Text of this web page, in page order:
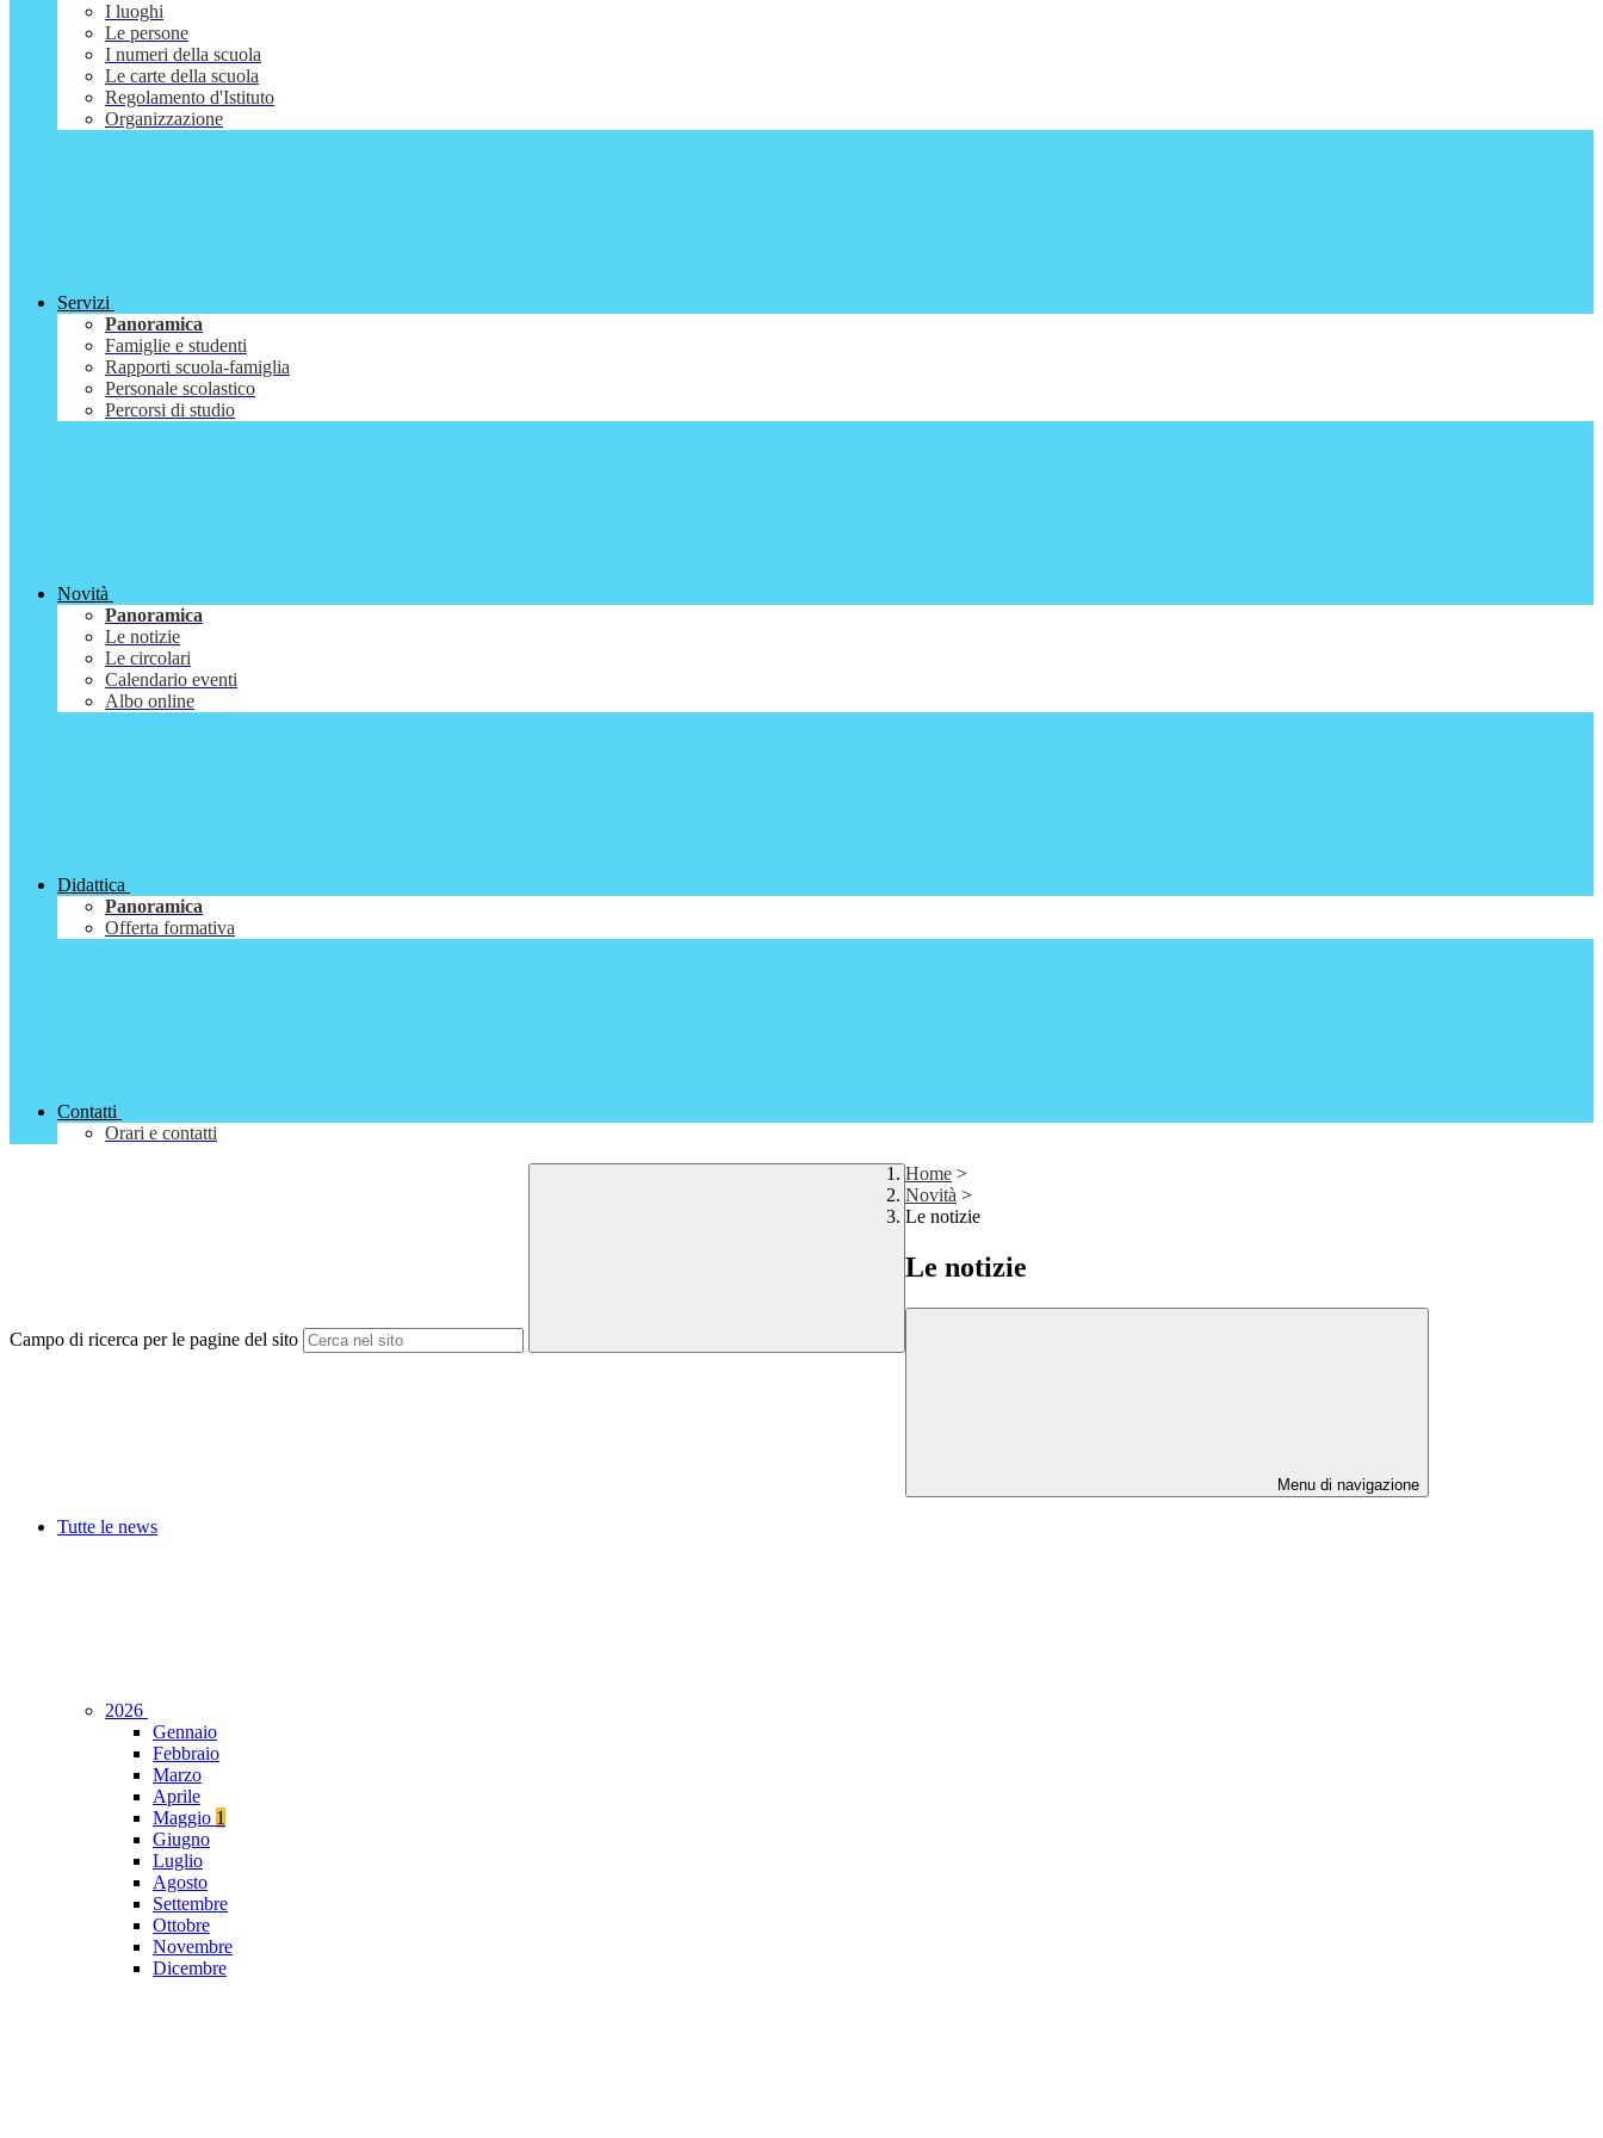
I luoghi
Le persone
I numeri della scuola
Le carte della scuola
Regolamento d'Istituto
Organizzazione
Servizi
Panoramica
Famiglie e studenti
Rapporti scuola-famiglia
Personale scolastico
Percorsi di studio
Novità
Panoramica
Le notizie
Le circolari
Calendario eventi
Albo online
Didattica
Panoramica
Offerta formativa
Contatti
Orari e contatti
Campo di ricerca per le pagine del sito
Home >
Novità >
Le notizie
Le notizie
Menu di navigazione
Tutte le news
2026
Gennaio
Febbraio
Marzo
Aprile
Maggio 1
Giugno
Luglio
Agosto
Settembre
Ottobre
Novembre
Dicembre